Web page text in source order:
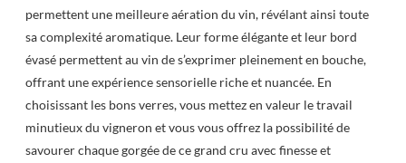
permettent une meilleure aération du vin, révélant ainsi toute
sa complexité aromatique. Leur forme élégante et leur bord
évasé permettent au vin de s’exprimer pleinement en bouche,
offrant une expérience sensorielle riche et nuancée. En
choisissant les bons verres, vous mettez en valeur le travail
minutieux du vigneron et vous vous offrez la possibilité de
savourer chaque gorgée de ce grand cru avec finesse et